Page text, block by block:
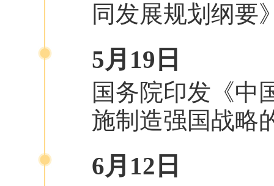
同发展规划纲要
5月19日
国务院印发《中
施制造强国战略
6月12日